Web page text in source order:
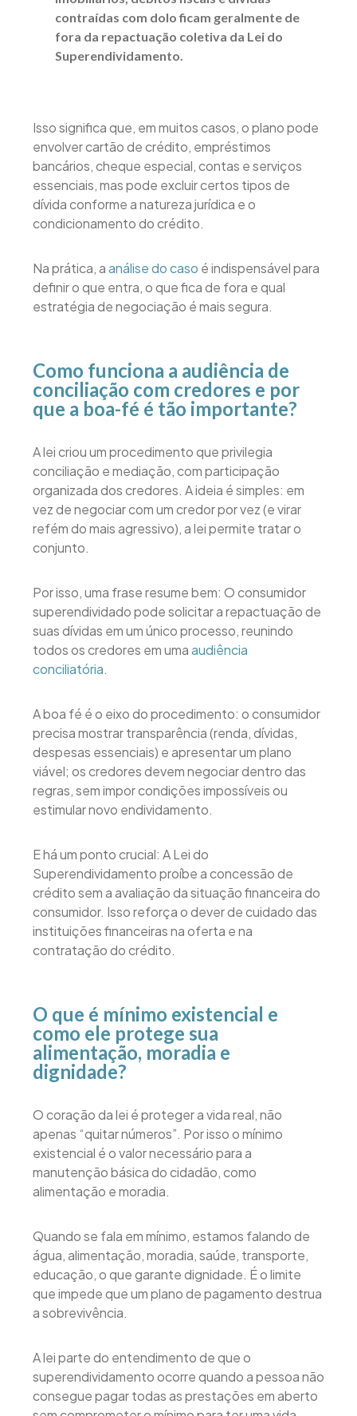
contraídas com dolo ficam geralmente de
fora da repactuação coletiva da Lei do
Superendividamento.
Isso significa que, em muitos casos, o plano pode
envolver cartão de crédito, empréstimos
bancários, cheque especial, contas e serviços
essenciais, mas pode excluir certos tipos de
dívida conforme a natureza jurídica e o
condicionamento do crédito.
Na prática, aanálise do caso é indispensável para
definir o que entra, o que fica de fora e qual
estratégia de negociação é mais segura.
Como funciona a audiência de
conciliação com credores e por
que a boa-fé é tão importante?
A lei criou um procedimento que privilegia
conciliação e mediação, com participação
organizada dos credores. A ideia é simples: em
vez de negociar com um credor por vez (e virar
refém do mais agressivo), a lei permite tratar o
conjunto.
Por isso, uma frase resume bem: O consumidor
superendividado pode solicitar a repactuação de
suas dívidas em um único processo, reunindo
todos os credores em umaaudiência
conciliatória.
A boa fé é o eixo do procedimento: o consumidor
precisa mostrar transparência (renda, dívidas,
despesas essenciais) e apresentar um plano
viável; os credores devem negociar dentro das
regras, sem impor condições impossíveis ou
estimular novo endividamento.
E há um ponto crucial: A Lei do
Superendividamento proíbe a concessão de
crédito sem a avaliação da situação financeira do
consumidor. Isso reforça o dever de cuidado das
instituições financeiras na oferta e na
contratação do crédito.
O que é mínimo existencial e
como ele protege sua
alimentação, moradia e
dignidade?
O coração da lei é proteger a vida real, não
apenas “quitar números”. Por isso o mínimo
existencial é o valor necessário para a
manutenção básica do cidadão, como
alimentação e moradia.
Quando se fala em mínimo, estamos falando de
água, alimentação, moradia, saúde, transporte,
educação, o que garante dignidade. É o limite
que impede que um plano de pagamento destrua
a sobrevivência.
A lei parte do entendimento de que o
superendividamento ocorre quando a pessoa não
consegue pagar todas as prestações em aberto